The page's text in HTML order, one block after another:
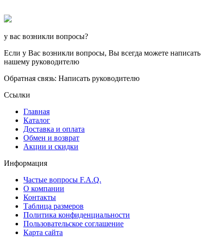
у вас возникли вопросы?
Если у Вас возникли вопросы, Вы всегда можете написать
нашему руководителю
Обратная связь: Написать руководителю
Ссылки
Главная
Каталог
Доставка и оплата
Обмен и возврат
Акции и скидки
Информация
Частые вопросы F.A.Q.
О компании
Контакты
Таблица размеров
Политика конфиденциальности
Пользовательское соглашение
Карта сайта